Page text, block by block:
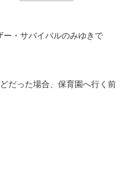
ー・サバイバルのみゆきで
だった場合、保育園へ行く前